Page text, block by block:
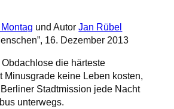
und AutorJan Rübel
16. Dezember 2013
die härteste
Minusgrade keine Leben kosten,
Stadtmission jede Nacht
unterwegs.